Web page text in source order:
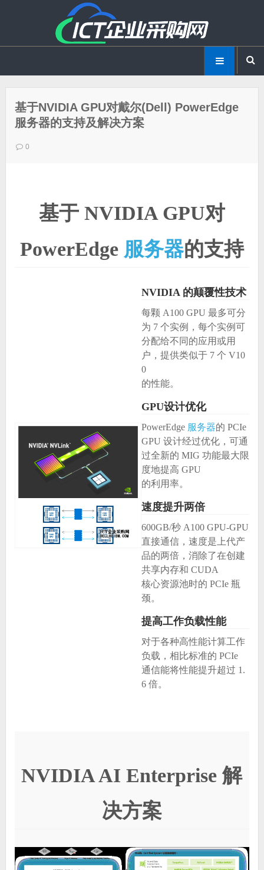
基于NVIDIA GPU对戴尔(Dell) PowerEdge
服务器的支持及解决方案
0
基于 NVIDIA GPU对
PowerEdge 服务器的支持
NVIDIA 的颠覆性技术
每颗 A100 GPU 最多可分
为 7 个实例，每个实例可
分配给不同的应用或用
户，提供类似于 7 个 V10
0
的性能。
GPU设计优化
PowerEdge 服务器的 PCIe
GPU 设计经过优化，可通
过全新的 MIG 功能最大限
度地提高 GPU
的利用率。
速度提升两倍
600GB/秒 A100 GPU-GPU
直接通信，速度是上代产
品的两倍，消除了在创建
共享内存和 CUDA
核心资源池时的 PCIe 瓶
颈。
提高工作负载性能
对于各种高性能计算工作
负载，相比标准的 PCIe
通信能将性能提升超过 1.
6 倍。
NVIDIA AI Enterprise 解
决方案